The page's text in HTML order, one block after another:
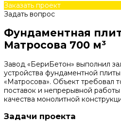
Заказать проект
Задать вопрос
Фундаментная
Матросова 700 м³
Завод «БериБетон» выполнил
устройства фундаментной
«Матросова». Объект требовал
поставок и непрерывной
качества монолитной
Задачи проекта